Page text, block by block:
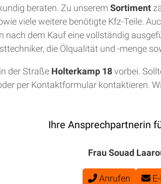
beraten. Zu unserem Sortiment
viele weitere benötigte Kfz-Teile.
nach dem Kauf eine vollständig
die Ölqualität und -menge
der Straße Holterkamp 18vorbei.
per Kontaktformular kontaktieren.
Ihre Ansprechpartnerin
Frau Souad
Anrufen